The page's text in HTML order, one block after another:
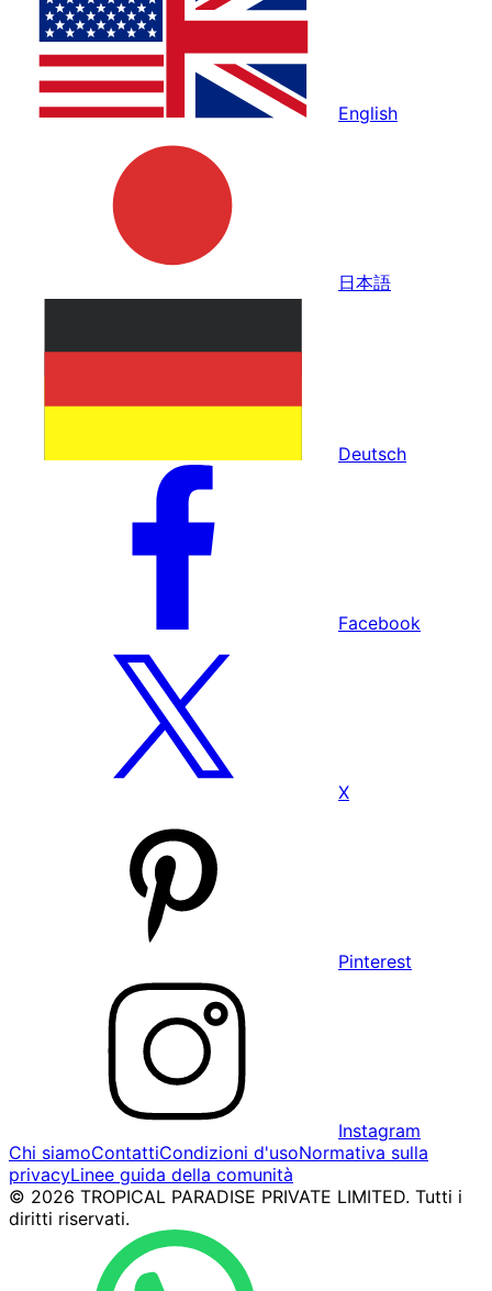
English
日本語
Deutsch
Facebook
X
Pinterest
Instagram
Chi siamoContattiCondizioni d'usoNormativa sulla
privacyLinee guida della comunità
© 2026 TROPICAL PARADISE PRIVATE LIMITED. Tutti i
diritti riservati.